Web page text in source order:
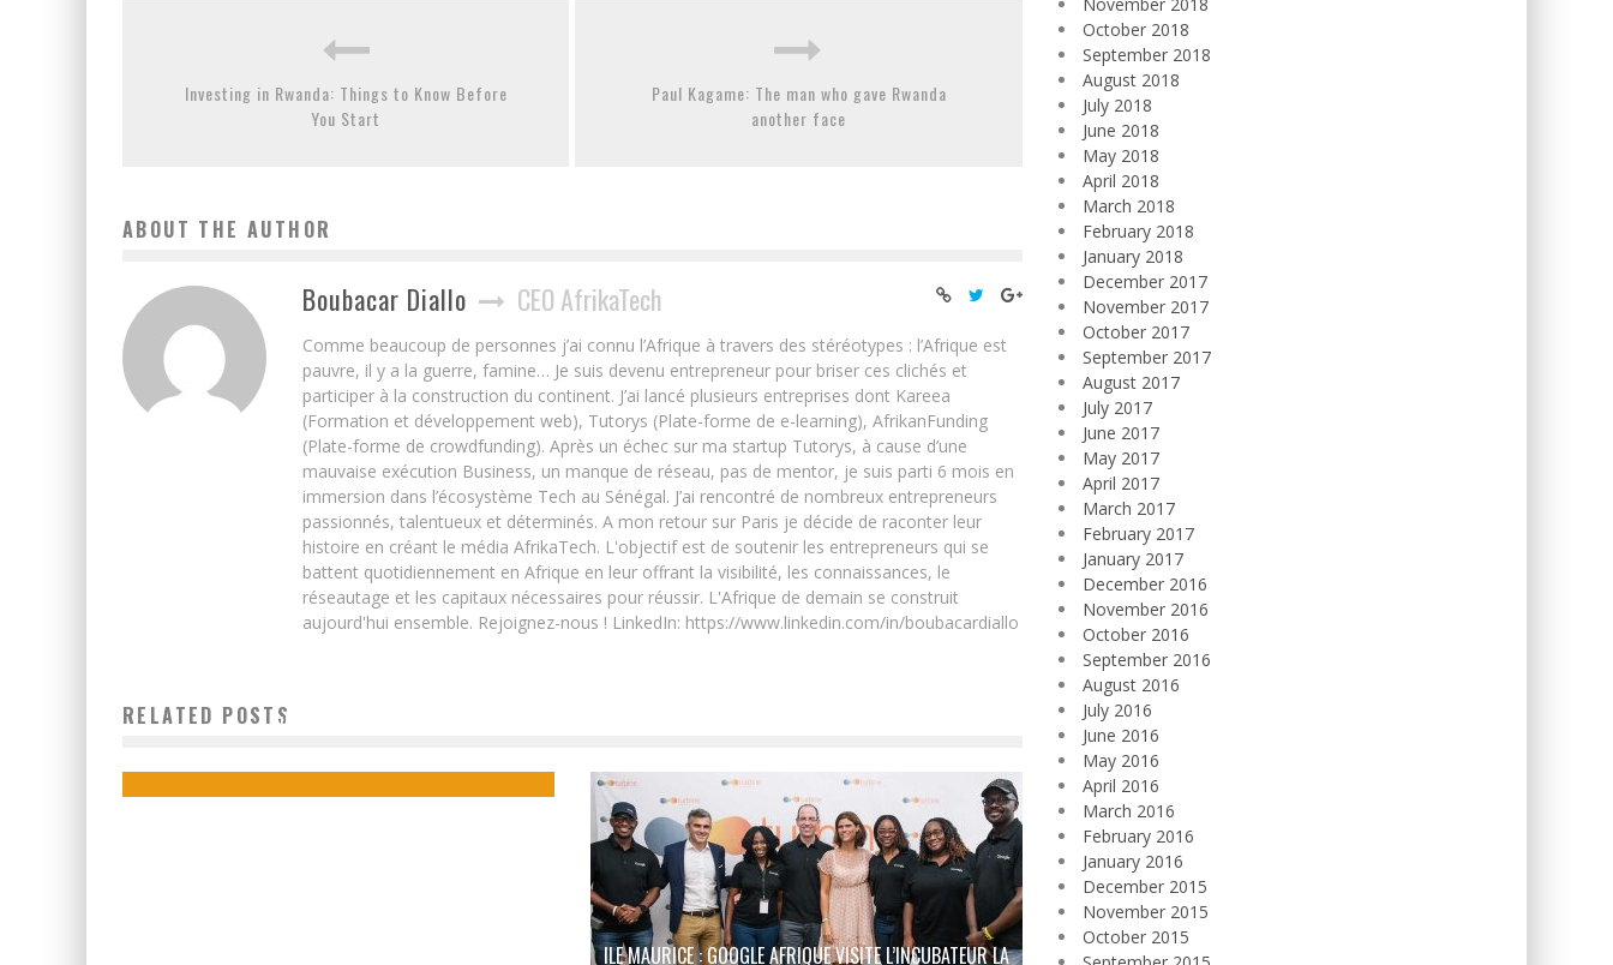
Investing in Rwanda: Things to Know Before
You Start
Paul Kagame: The man who gave Rwanda
another face
ABOUT THE AUTHOR
Boubacar Diallo CEO AfrikaTech
Comme beaucoup de personnes j’ai connu l’Afrique à travers des stéréotypes : l’Afrique est
pauvre, il y a la guerre, famine… Je suis devenu entrepreneur pour briser ces clichés et
participer à la construction du continent. J’ai lancé plusieurs entreprises dont Kareea
(Formation et développement web), Tutorys (Plate-forme de e-learning), AfrikanFunding
(Plate-forme de crowdfunding). Après un échec sur ma startup Tutorys, à cause d’une
mauvaise exécution Business, un manque de réseau, pas de mentor, je suis parti 6 mois en
immersion dans l’écosystème Tech au Sénégal. J’ai rencontré de nombreux entrepreneurs
passionnés, talentueux et déterminés. A mon retour sur Paris je décide de raconter leur
histoire en créant le média AfrikaTech. L'objectif est de soutenir les entrepreneurs qui se
battent quotidiennement en Afrique en leur offrant la visibilité, les connaissances, le
réseautage et les capitaux nécessaires pour réussir. L'Afrique de demain se construit
aujourd'hui ensemble. Rejoignez-nous ! LinkedIn: https://www.linkedin.com/in/boubacardiallo
RELATED POSTSINFORMATIQUES
ILE MAURICE : GOOGLE AFRIQUE VISITE L’INCUBATEUR LA
October 2018
September 2018
August 2018
July 2018
June 2018
May 2018
April 2018
March 2018
February 2018
January 2018
December 2017
November 2017
October 2017
September 2017
August 2017
July 2017
June 2017
May 2017
April 2017
March 2017
February 2017
January 2017
December 2016
November 2016
October 2016
September 2016
August 2016
July 2016
June 2016
May 2016
April 2016
March 2016
February 2016
January 2016
December 2015
November 2015
October 2015